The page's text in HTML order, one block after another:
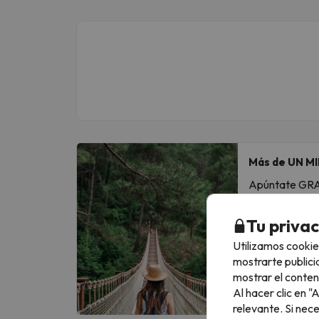
Más de UN
Apúntate
Escribe tu
Al suscribirte,
Tu
Utilizamos
mostrarte
mostrar el
Al hacer clic en
relevante. Si